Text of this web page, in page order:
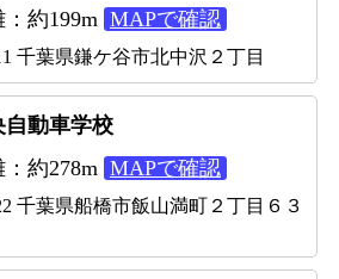
約199m MAPで確認
千葉県鎌ケ谷市北中沢２丁目
自動車学校
約278m MAPで確認
千葉県船橋市飯山満町２丁目６３